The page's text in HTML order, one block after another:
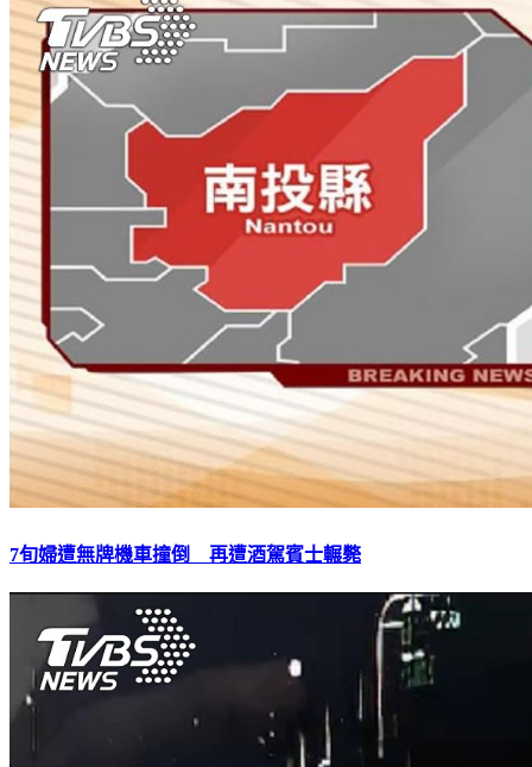
7旬婦遭無牌機車撞倒 再遭酒駕賓士輾斃